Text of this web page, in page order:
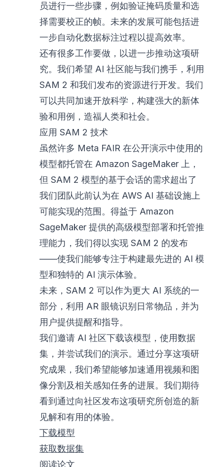
员进行一些步骤，例如验证掩码质量和选
择需要校正的帧。未来的发展可能包括进
一步自动化数据标注过程以提高效率。
还有很多工作要做，以进一步推动这项研
究。我们希望 AI 社区能与我们携手，利用
SAM 2 和我们发布的资源进行开发。我们
可以共同加速开放科学，构建强大的新体
验和用例，造福人类和社会。
应用 SAM 2 技术
虽然许多 Meta FAIR 在公开演示中使用的
模型都托管在 Amazon SageMaker 上，
但 SAM 2 模型的基于会话的需求超出了
我们团队此前认为在 AWS AI 基础设施上
可能实现的范围。得益于 Amazon
SageMaker 提供的高级模型部署和托管推
理能力，我们得以实现 SAM 2 的发布
——使我们能够专注于构建最先进的 AI 模
型和独特的 AI 演示体验。
未来，SAM 2 可以作为更大 AI 系统的一
部分，利用 AR 眼镜识别日常物品，并为
用户提供提醒和指导。
我们邀请 AI 社区下载该模型，使用数据
集，并尝试我们的演示。通过分享这项研
究成果，我们希望能够加速通用视频和图
像分割及相关感知任务的进展。我们期待
看到通过向社区发布这项研究所创造的新
见解和有用的体验。
下载模型
获取数据集
阅读论文